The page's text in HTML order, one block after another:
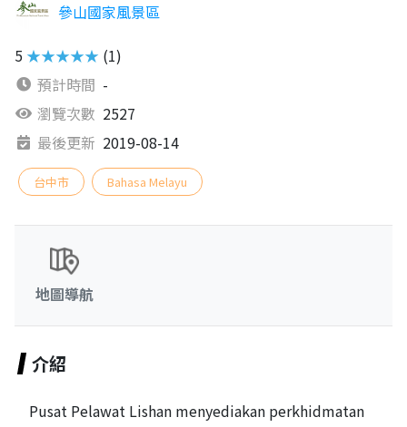
參山國家風景區
5 ★★★★★ (1)
預計時間 -
瀏覽次數 2527
最後更新 2019-08-14
台中市 Bahasa Melayu
地圖導航
介紹
Pusat Pelawat Lishan menyediakan perkhidmatan